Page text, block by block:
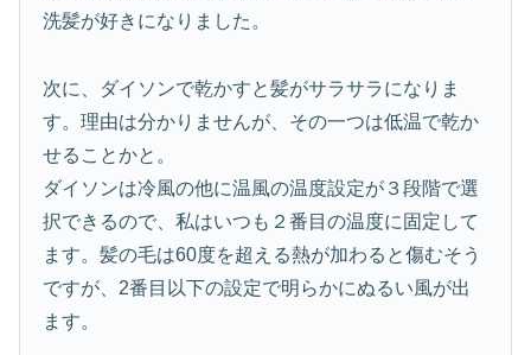
洗髪が好きになりました。
次に、ダイソンで乾かすと髪がサラサラになりま
す。理由は分かりませんが、その一つは低温で乾か
せることかと。
ダイソンは冷風の他に温風の温度設定が３段階で選
択できるので、私はいつも２番目の温度に固定して
ます。髪の毛は60度を超える熱が加わると傷むそう
ですが、2番目以下の設定で明らかにぬるい風が出
ます。